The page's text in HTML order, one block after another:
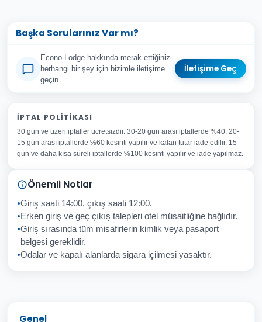
Başka Sorularınız Var mı?
Econo Lodge hakkında merak ettiğiniz
herhangi bir şey için bizimle iletişime
geçin.
İletişime Geç
Adınız Soyadınız
E-posta Adresiniz
Konu
Sorunuz
İptal Gönder
İPTAL POLITIKASI
30 gün ve üzeri iptaller ücretsizdir. 30-20 gün arası iptallerde %40, 20-
15 gün arası iptallerde %60 kesinti yapılır ve kalan tutar iade edilir. 15
gün ve daha kısa süreli iptallerde %100 kesinti yapılır ve iade yapılmaz.
Önemli Notlar
Giriş saati 14:00, çıkış saati 12:00.
Erken giriş ve geç çıkış talepleri otel müsaitliğine bağlıdır.
Giriş sırasında tüm misafirlerin kimlik veya pasaport
belgesi gereklidir.
Odalar ve kapalı alanlarda sigara içilmesi yasaktır.
Genel